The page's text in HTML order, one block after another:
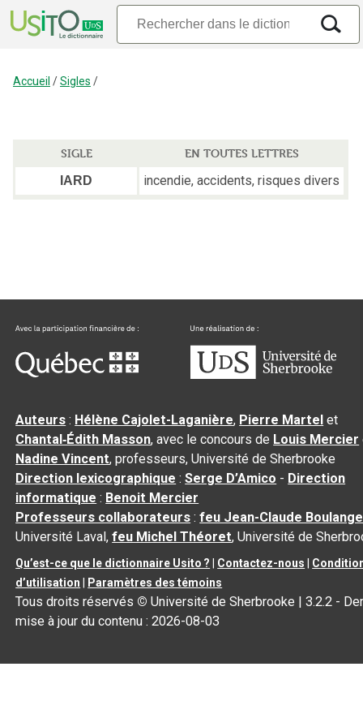
Accueil /Sigles /
SIGLE
EN TOUTES LETTRES
IARD
incendie, accidents, risques divers
Auteurs : Hélène Cajolet-Laganière, Pierre Martel et
Chantal‑Édith Masson, avec le concours de Louis Mercier
Nadine Vincent, professeurs, Université de Sherbrooke
Direction lexicographique :Serge D’Amico - Direction
informatique : Benoit Mercier
Professeurs collaborateurs :feu Jean-Claude
Université Laval,feu Michel Théoret, Université de
Qu’est-ce que le dictionnaire Usito ? Contactez-nous
d’utilisation
Paramètres des témoins
Tous droits réservés © Université de Sherbrooke |3.2.2 -
mise à jour du contenu :2026-08-03